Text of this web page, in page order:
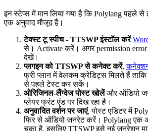
इन स्टेप्स में मान लिया गया है कि Polylang पहले
एक अनुवाद मौजूद है।
टेक्स्ट टू स्पीच - TTSWP इंस्टॉल करें
से। Activate करें। अगर permission
देखें।
प्लगइन को TTSWP से कनेक्ट करें,
फ्री प्लान में वेलकम क्रेडिट्स मिलते हैं
से पहले टेस्ट कर सकें।
ओरिजिनल-लैंग्वेज पोस्ट खोलेंऔर ऑडियो
प्लेयर फ्रंट एंड पर दिख रहा है।
अनुवादित वर्शन पर जाएं, पोस्ट एडिटर में
फिर से ऑडियो जनरेट करें। Polylang एक
चुका है, इसलिए TTSWP इसे नई जनरेशन